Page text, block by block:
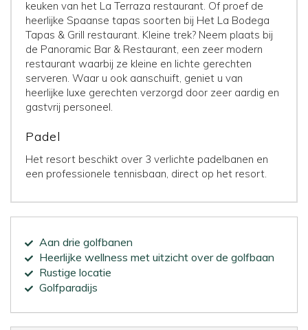
keuken van het La Terraza restaurant. Of proef de
heerlijke Spaanse tapas soorten bij Het La Bodega
Tapas & Grill restaurant. Kleine trek? Neem plaats bij
de Panoramic Bar & Restaurant, een zeer modern
restaurant waarbij ze kleine en lichte gerechten
serveren. Waar u ook aanschuift, geniet u van
heerlijke luxe gerechten verzorgd door zeer aardig en
gastvrij personeel.
Padel
Het resort beschikt over 3 verlichte padelbanen en
een professionele tennisbaan, direct op het resort.
Aan drie golfbanen
Heerlijke wellness met uitzicht over de golfbaan
Rustige locatie
Golfparadijs